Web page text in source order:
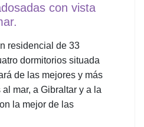
con vista
residencial de 33
dormitorios situada
de las mejores y más
mar, a Gibraltar y a la
la mejor de las